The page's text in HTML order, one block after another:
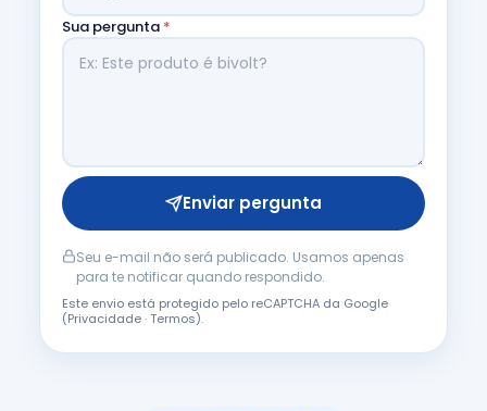
Sua pergunta *
Enviar pergunta
Seu e-mail não será publicado. Usamos apenas
para te notificar quando respondido.
Este envio está protegido pelo reCAPTCHA da Google
(Privacidade·Termos).